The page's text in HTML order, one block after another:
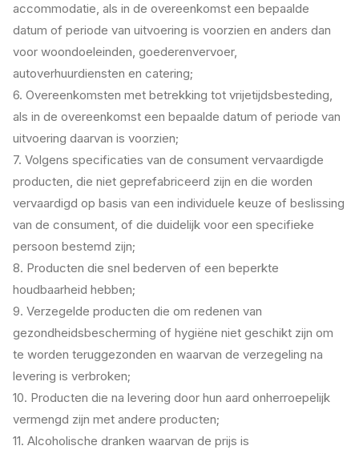
accommodatie, als in de overeenkomst een bepaalde
datum of periode van uitvoering is voorzien en anders dan
voor woondoeleinden, goederenvervoer,
autoverhuurdiensten en catering;
6. Overeenkomsten met betrekking tot vrijetijdsbesteding,
als in de overeenkomst een bepaalde datum of periode van
uitvoering daarvan is voorzien;
7. Volgens specificaties van de consument vervaardigde
producten, die niet geprefabriceerd zijn en die worden
vervaardigd op basis van een individuele keuze of beslissing
van de consument, of die duidelijk voor een specifieke
persoon bestemd zijn;
8. Producten die snel bederven of een beperkte
houdbaarheid hebben;
9. Verzegelde producten die om redenen van
gezondheidsbescherming of hygiëne niet geschikt zijn om
te worden teruggezonden en waarvan de verzegeling na
levering is verbroken;
10. Producten die na levering door hun aard onherroepelijk
vermengd zijn met andere producten;
11. Alcoholische dranken waarvan de prijs is